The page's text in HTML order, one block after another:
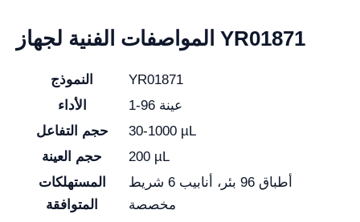
المواصفات الفنية لجهاز YR01871
النموذج
YR01871
الأداء
1-96 عينة
حجم التفاعل
30-1000 µL
حجم العينة
200 µL
المستهلكات
المتوافقة
أطباق 96 بئر، أنابيب 6 شريط
مخصصة